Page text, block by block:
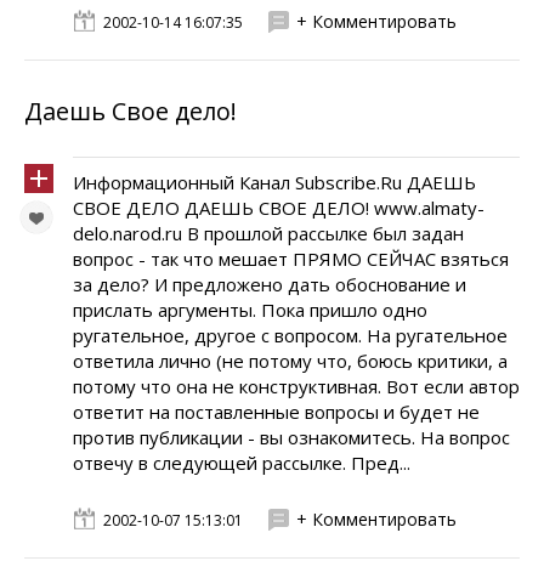
2002-10-14 16:07:35 + Комментировать
Даешь Свое дело!
Информационный Канал Subscribe.Ru ДАЕШЬ
СВОЕ ДЕЛО ДАЕШЬ СВОЕ ДЕЛО! www.almaty-
delo.narod.ru В прошлой рассылке был задан
вопрос - так что мешает ПРЯМО СЕЙЧАС взяться
за дело? И предложено дать обоснование и
прислать аргументы. Пока пришло одно
ругательное, другое с вопросом. На ругательное
ответила лично (не потому что, боюсь критики, а
потому что она не конструктивная. Вот если автор
ответит на поставленные вопросы и будет не
против публикации - вы ознакомитесь. На вопрос
отвечу в следующей рассылке. Пред...
2002-10-07 15:13:01 + Комментировать